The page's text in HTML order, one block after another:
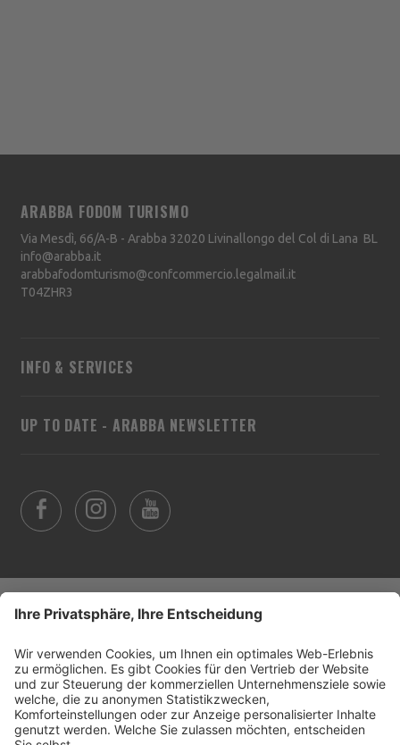
UP TO DATE - ARABBA NEWSLETTER
ARABBA FODOM TURISMO
Via Mesdì, 66/A-B - Arabba 32020 Livinallongo del Col di Lana BL
info@arabba.it
arabbafodomturismo@confcommercio.legalmail.it
T04ZHR3
INFO & SERVICES